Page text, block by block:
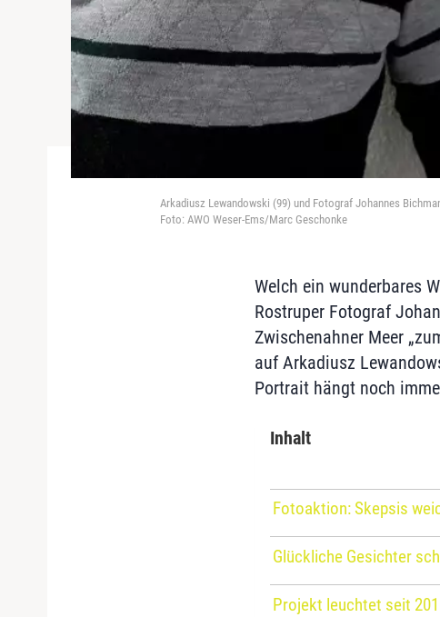
Arkadiusz Lewandowski (99) und Fotograf Johannes
Foto: AWO Weser-Ems/Marc Geschonke
Welch ein wunderbares
Rostruper Fotograf
Zwischenahner Meer
auf Arkadiusz
Portrait hängt noch
Inhalt
Fotoaktion: Skepsis
Glückliche Gesichter
Projekt leuchtet seit